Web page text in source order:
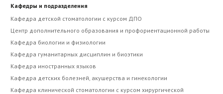
+7 (879) 335-20-07
Приёмная директора
Кафедры и подразделения
Кафедра детской стоматологии с курсом ДПО
Центр дополнительного образования и профориентационной работы
Кафедра биологии и физиологии
Кафедра гуманитарных дисциплин и биоэтики
Кафедра иностранных языков
Кафедра детских болезней, акушерства и гинекологии
Кафедра клинической стоматологии с курсом хирургической